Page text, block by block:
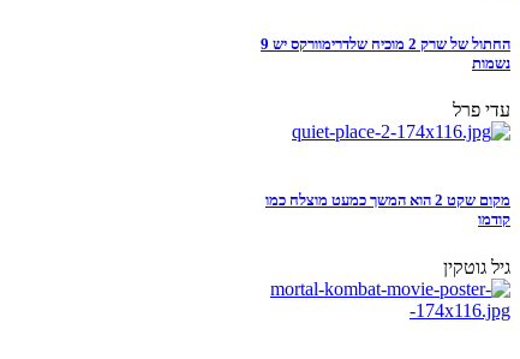
החתול של שרק 2 מוכיח שלדרימוורקס יש 9
נשמות
עדי פרל
מקום שקט 2 הוא המשך כמעט מוצלח כמו
קודמו
גיל גוטקין